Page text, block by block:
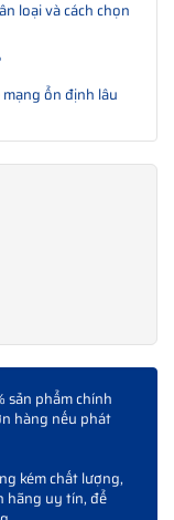
loại và cách chọn
ổn định lâu
sản phẩm chính
hàng nếu phát
kém chất lượng,
hãng uy tín, để